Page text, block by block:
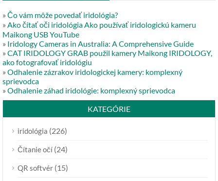
» Čo vám môže povedať iridológia?
» Ako čítať oči iridológia Ako používať iridologickú kameru
Maikong USB YouTube
» Iridology Cameras in Australia: A Comprehensive Guide
» CAT IRIDOLOGY GRAB použil kamery Maikong IRIDOLOGY,
ako fotografovať iridológiu
» Odhalenie zázrakov iridologickej kamery: komplexný
sprievodca
» Odhalenie záhad iridológie: komplexný sprievodca
KATEGÓRIE
iridológia (226)
Čítanie očí (24)
QR softvér (15)